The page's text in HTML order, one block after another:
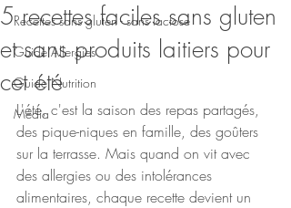
Recettes sans gluten - sans lactose
Guide Allergies
Guide Nutrition
Média
5 recettes faciles sans gluten
et sans produits laitiers pour
cet été
L'été, c'est la saison des repas partagés,
des pique-niques en famille, des goûters
sur la terrasse. Mais quand on vit avec
des allergies ou des intolérances
alimentaires, chaque recette devient un